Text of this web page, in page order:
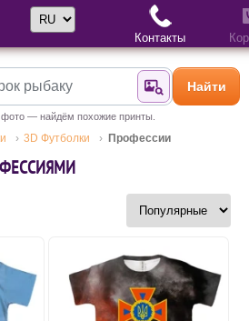
Найти поНайти
— найдём похожие принты.
3D Футболки Профессии
Выбор языка
Контакты